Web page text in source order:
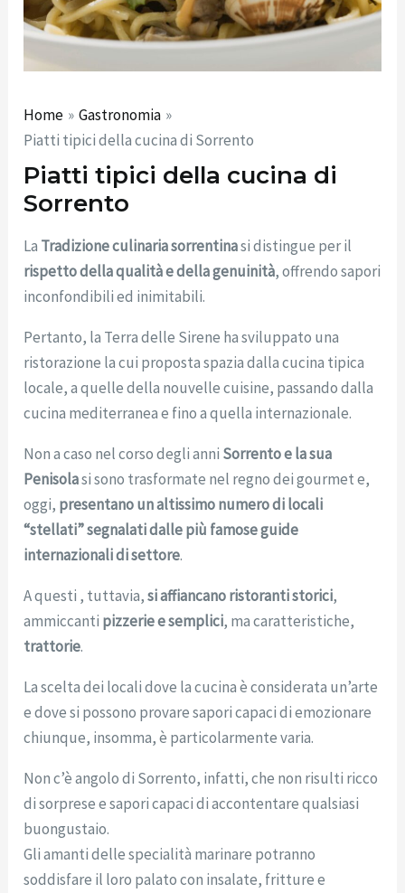
Home
Gastronomia
Piatti tipici della cucina di Sorrento
Piatti tipici della cucina di
Sorrento
La Tradizione culinaria sorrentinasi distingue per il
rispetto della qualità e della genuinità, offrendo sapori
inconfondibili ed inimitabili.
Pertanto, la Terra delle Sirene ha sviluppato una
ristorazione la cui proposta spazia dalla cucina tipica
locale, a quelle della nouvelle cuisine, passando dalla
cucina mediterranea e fino a quella internazionale.
Non a caso nel corso degli anni Sorrento e la sua
Penisolasi sono trasformate nel regno dei gourmet e,
oggi, presentano un altissimo numero di locali
“stellati” segnalati dalle più famose guide
internazionali di settore.
A questi , tuttavia,si affiancano ristoranti storici,
ammiccanti pizzerie e semplici, ma caratteristiche,
trattorie.
La scelta dei locali dove la cucina è considerata un’arte
e dove si possono provare sapori capaci di emozionare
chiunque, insomma, è particolarmente varia.
Non c’è angolo di Sorrento, infatti, che non risulti ricco
di sorprese e sapori capaci di accontentare qualsiasi
buongustaio.
Gli amanti delle specialità marinare potranno
soddisfare il loro palato con insalate, fritture e